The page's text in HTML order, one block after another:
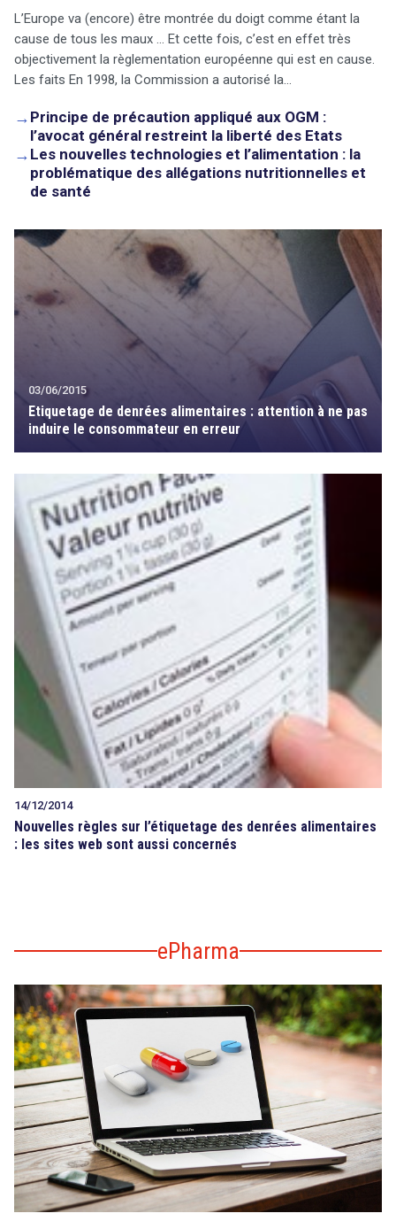
L’Europe va (encore) être montrée du doigt comme étant la
cause de tous les maux … Et cette fois, c’est en effet très
objectivement la règlementation européenne qui est en cause.
Les faits En 1998, la Commission a autorisé la…
→ Principe de précaution appliqué aux OGM :
l’avocat général restreint la liberté des Etats
→ Les nouvelles technologies et l’alimentation : la
problématique des allégations nutritionnelles et
de santé
03/06/2015
Etiquetage de denrées alimentaires : attention à ne pas
induire le consommateur en erreur
14/12/2014
Nouvelles règles sur l’étiquetage des denrées alimentaires
: les sites web sont aussi concernés
ePharma